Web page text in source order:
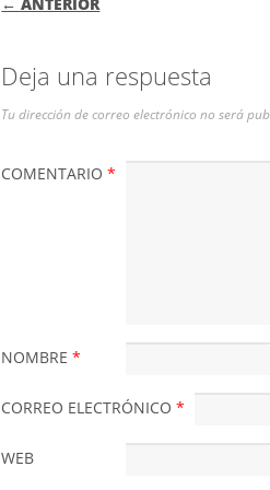
Deja una respuesta
Tu dirección de correo electrónico no será
COMENTARIO*
NOMBRE*
CORREO ELECTRÓNICO*
WEB